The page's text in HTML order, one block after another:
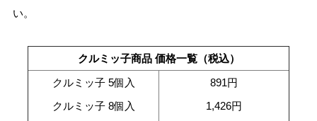
い。
クルミッ子商品 価格一覧（税込）
クルミッ子 5個入
クルミッ子 8個入
891円
1,426円